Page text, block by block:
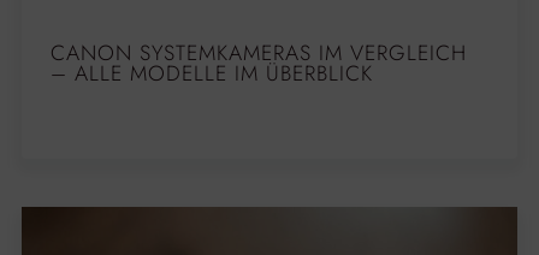
CANON SYSTEMKAMERAS IM VERGLEICH
– ALLE MODELLE IM ÜBERBLICK